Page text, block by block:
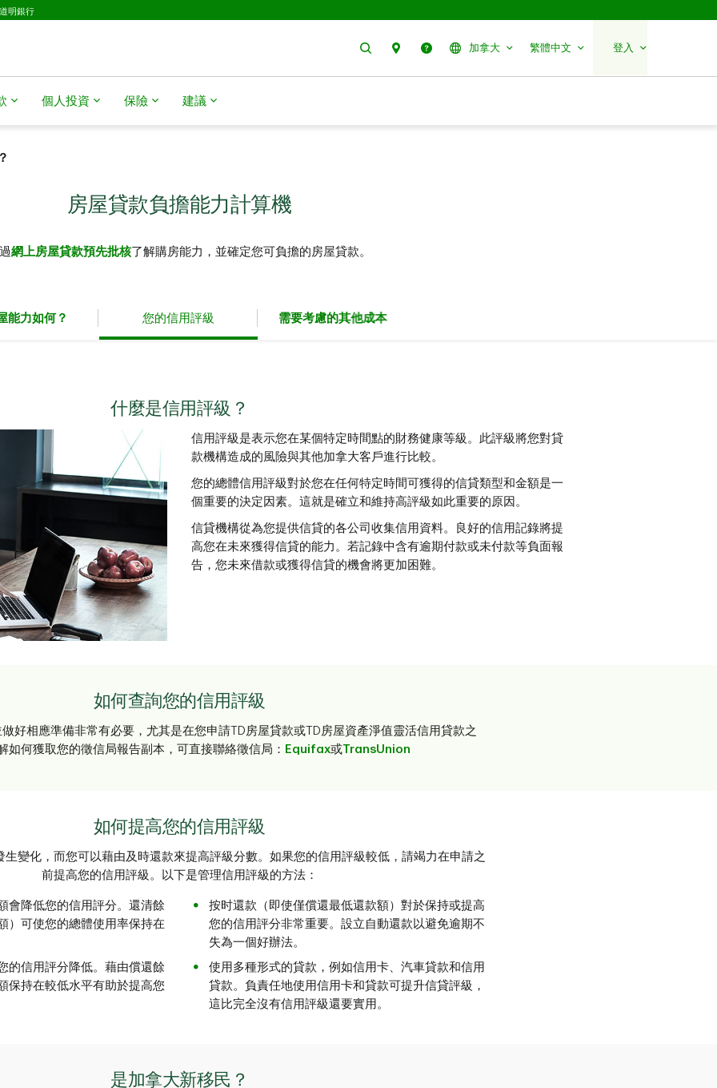
明銀行
搜尋 聯絡我們幫助 加拿大 繁體中文 登入
個人投資 保險 建議
房屋貸款負擔能力計算機
網上房屋貸款預先批核了解購房能力，並確定您可負擔的房屋貸款。
能力如何？ 您的信用評級 需要考慮的其他成本
什麼是信用評級？
信用評級是表示您在某個特定時間點的財務健康等級。此評級將您對貸
款機構造成的風險與其他加拿大客戶進行比較。
您的總體信用評級對於您在任何特定時間可獲得的信貸類型和金額是一
個重要的決定因素。這就是確立和維持高評級如此重要的原因。
信貸機構從為您提供信貸的各公司收集信用資料。良好的信用記錄將提
高您在未來獲得信貸的能力。若記錄中含有逾期付款或未付款等負面報
告，您未來借款或獲得信貸的機會將更加困難。
如何查詢您的信用評級
好相應準備非常有必要，尤其是在您申請TD房屋貸款或TD房屋資產淨值靈活信用貸款之
如何獲取您的徵信局報告副本，可直接聯絡徵信局： Equifax或TransUnion
如何提高您的信用評級
生變化，而您可以藉由及時還款來提高評級分數。如果您的信用評級較低，請竭力在申請之
前提高您的信用評級。以下是管理信用評級的方法：
會降低您的信用評分。還清餘
）可使您的總體使用率保持在
的信用評分降低。藉由償還餘
保持在較低水平有助於提高您
按时還款（即使僅償還最低還款額）對於保持或提高
您的信用評分非常重要。設立自動還款以避免逾期不
失為一個好辦法。
使用多種形式的貸款，例如信用卡、汽車貸款和信用
貸款。負責任地使用信用卡和貸款可提升信貸評級，
這比完全沒有信用評級還要實用。
是加拿大新移民？